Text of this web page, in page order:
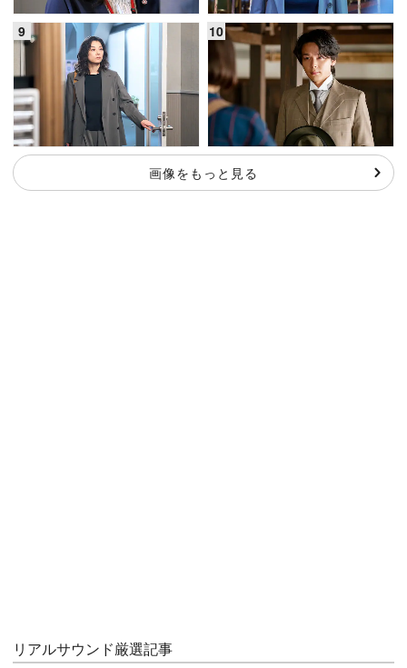
画像をもっと見る
リアルサウンド厳選記事